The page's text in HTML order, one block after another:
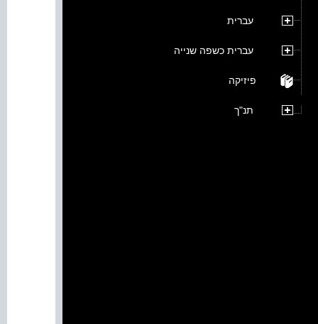
עברית
עברית כשפה שנייה
פיזיקה
תנ"ך